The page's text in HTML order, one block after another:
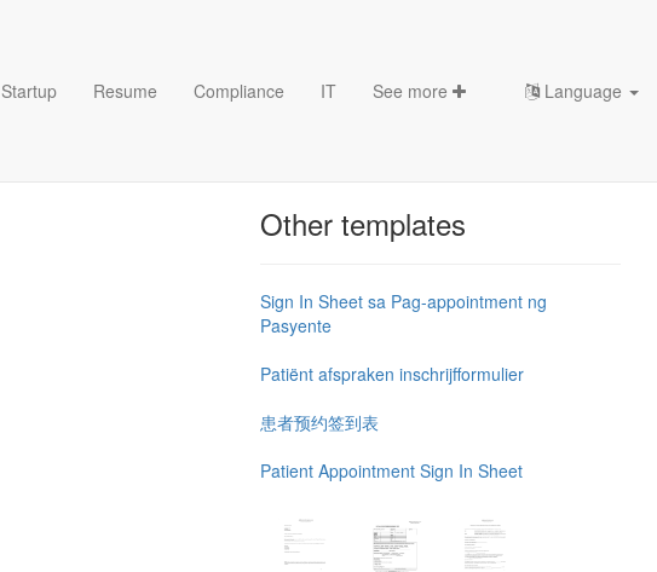
Startup Resume Compliance IT See more Language
Other templates
Sign In Sheet sa Pag-appointment ng
Pasyente
Patiënt afspraken inschrijfformulier
患者预约签到表
Patient Appointment Sign In Sheet